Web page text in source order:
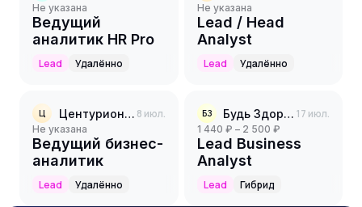
Не указана
Ведущий
аналитик HR Pro
Lead Удалённо
Не указана
Lead / Head
Analyst
Lead Удалённо
Ц Центурион-Инновации 8 июл.
Не указана
Ведущий бизнес-
аналитик
Lead Удалённо
БЗ Будь Здоров 17 июл.
1 440 ₽ – 2 500 ₽
Lead Business
Analyst
Lead Гибрид